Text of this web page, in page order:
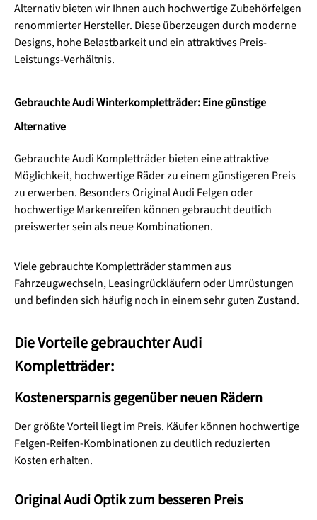
Alternativ bieten wir Ihnen auch hochwertige Zubehörfelgen
renommierter Hersteller. Diese überzeugen durch moderne
Designs, hohe Belastbarkeit und ein attraktives Preis-
Leistungs-Verhältnis.
Gebrauchte Audi Winterkompletträder: Eine günstige
Alternative
Gebrauchte Audi Kompletträder bieten eine attraktive
Möglichkeit, hochwertige Räder zu einem günstigeren Preis
zu erwerben. Besonders Original Audi Felgen oder
hochwertige Markenreifen können gebraucht deutlich
preiswerter sein als neue Kombinationen.
Viele gebrauchteKompletträderstammen aus
Fahrzeugwechseln, Leasingrückläufern oder Umrüstungen
und befinden sich häufig noch in einem sehr guten Zustand.
Die Vorteile gebrauchter Audi
Kompletträder:
Kostenersparnis gegenüber neuen Rädern
Der größte Vorteil liegt im Preis. Käufer können hochwertige
Felgen-Reifen-Kombinationen zu deutlich reduzierten
Kosten erhalten.
Original Audi Optik zum besseren Preis